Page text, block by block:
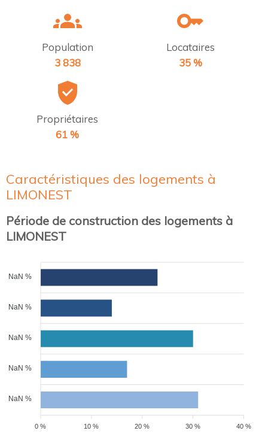
Population
3 838
Locataires
35 %
Propriétaires
61 %
Caractéristiques des logements à
LIMONEST
Période de construction des logements à
LIMONEST
NaN %
NaN %
NaN %
NaN %
NaN %
40 %
30 %
20 %
10 %
0 %